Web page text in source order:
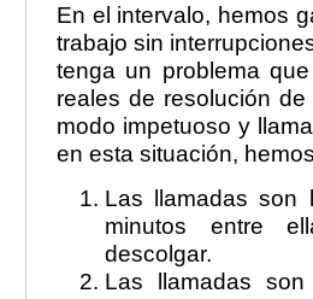
En el intervalo, hemos
trabajo sin
tenga un problema
reales de resolución
modo impetuoso y
en esta situación,
Las llamadas son
minutos entre
descolgar.
Las llamadas